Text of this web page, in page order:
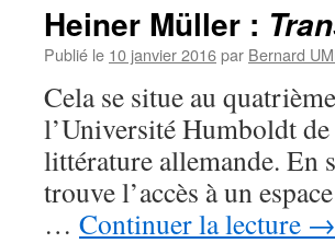
Heiner Müller :
Publié le 10 janvier 2016par Bernard
Cela se situe au
l’Université Humboldt
littérature allemande. En
trouve l’accès à un
… Continuer la lecture →